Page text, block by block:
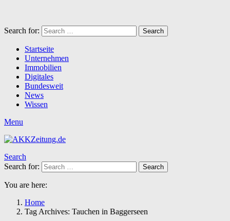
Search for: Search
Startseite
Unternehmen
Immobilien
Digitales
Bundesweit
News
Wissen
Menu
Search
Search for:
Search
You are here:
Home
Tag Archives: Tauchen in Baggerseen